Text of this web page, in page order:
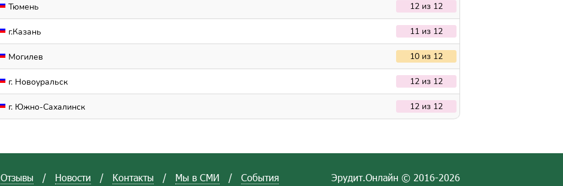
Тюмень 12 из 12
г.Казань 11 из 12
Могилев 10 из 12
г. Новоуральск 12 из 12
г. Южно-Сахалинск 12 из 12
Отзывы / Новости / Контакты / Мы в СМИ / События Эрудит.Онлайн © 2016-2026